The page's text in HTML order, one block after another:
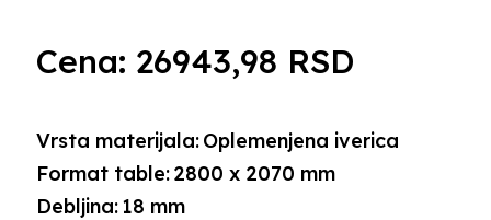
Cena: 26943,98 RSD
Debljina:18 mm
Format table:2800 x 2070 mm
Vrsta materijala:Oplemenjena iverica